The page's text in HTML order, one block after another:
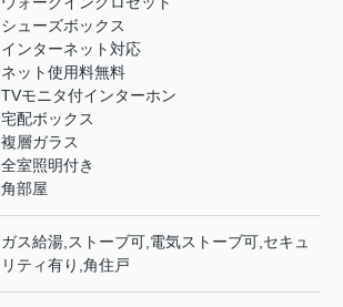
シューズボックス
インターネット対応
ネット使用料無料
TVモニタ付インターホン
宅配ボックス
複層ガラス
全室照明付き
角部屋
ガス給湯,ストーブ可,電気ストーブ可,セキュ
リティ有り,角住戸